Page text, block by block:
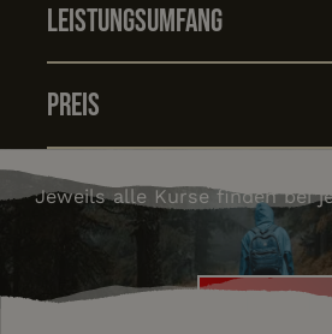
Leistungsumfang
Preis
Jeweils alle Kurse finden bei